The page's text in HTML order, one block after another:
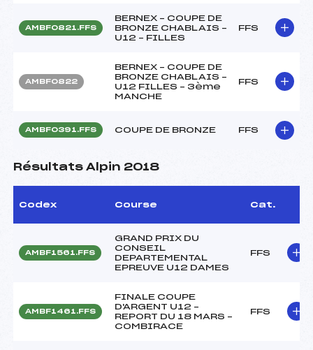
AMBF0821.FFS
BERNEX – COUPE DE
BRONZE CHABLAIS –
U12 – FILLES
FFS
AMBF0822
BERNEX – COUPE DE
BRONZE CHABLAIS –
U12 FILLES – 3ème
MANCHE
FFS
AMBF0391.FFS COUPE DE BRONZE FFS
Résultats Alpin 2018
Codex Course Cat.
AMBF1561.FFS
GRAND PRIX DU
CONSEIL
DEPARTEMENTAL
EPREUVE U12 DAMES
FFS
AMBF1461.FFS
FINALE COUPE
D'ARGENT U12 –
REPORT DU 18 MARS –
COMBIRACE
FFS